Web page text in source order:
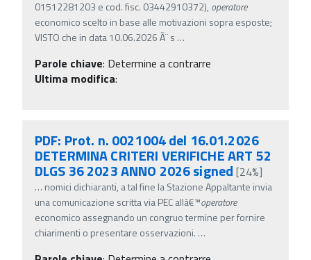
01512281203 e cod. fisc. 03442910372), operatore
economico scelto in base alle motivazioni sopra esposte;
VISTO che in data 10.06.2026 Ã¨ s …
Parole chiave: Determine a contrarre
Ultima modifica:
PDF: Prot. n. 0021004 del 16.01.2026
DETERMINA CRITERI VERIFICHE ART 52
DLGS 36 2023 ANNO 2026 signed [24%]
… nomici dichiaranti, a tal fine la Stazione Appaltante invia
una comunicazione scritta via PEC allâ€™operatore
economico assegnando un congruo termine per fornire
chiarimenti o presentare osservazioni. …